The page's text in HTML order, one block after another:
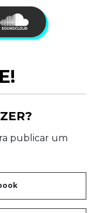
publicar um